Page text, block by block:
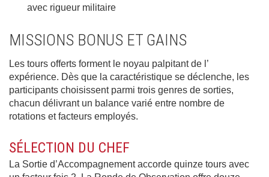
avec rigueur militaire
MISSIONS BONUS ET GAINS
Les tours offerts forment le noyau palpitant de l’
expérience. Dès que la caractéristique se déclenche, les
participants choisissent parmi trois genres de sorties,
chacun délivrant un balance varié entre nombre de
rotations et facteurs employés.
SÉLECTION DU CHEF
La Sortie d’Accompagnement accorde quinze tours avec